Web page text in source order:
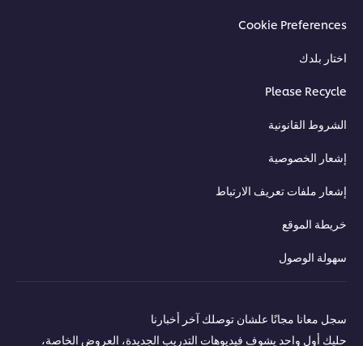
Cookie Preferences
اختار بلدك
Please Recycle
الشروط القانونية
إشعار الخصوصية
إشعار ملفات تعريف الارتباط
خريطة الموقع
سهولة الوصول
سجل معانا مجانًا علشان توصلك آخر أخبارنا
حليك أول واحد يشوف فيديوهات التدريب الجديدة، العروض الخاصة،